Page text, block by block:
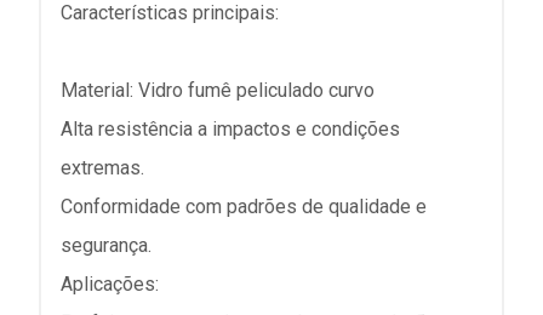
Características principais:
Material: Vidro fumê peliculado curvo
Alta resistência a impactos e condições
extremas.
Conformidade com padrões de qualidade e
segurança.
Aplicações: